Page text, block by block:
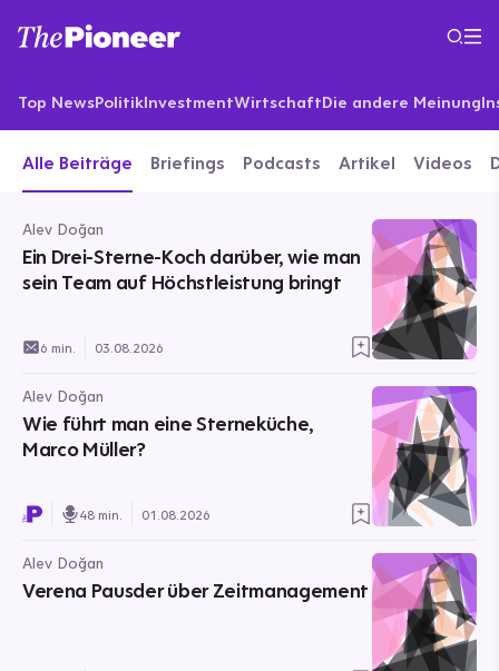
Top NewsPolitikInvestmentWirtschaftDie andere Meinung
Alle Beiträge Briefings Podcasts Artikel Videos
Alev Doğan
Ein Drei-Sterne-Koch darüber, wie man
sein Team auf Höchstleistung bringt
6 min. 03.08.2026
Alev Doğan
Wie führt man eine Sterneküche,
Marco Müller?
48 min. 01.08.2026
Alev Doğan
Verena Pausder über Zeitmanagement